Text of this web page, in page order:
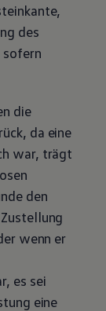
des
sofern
die
da eine
war, trägt
den
wenn er
es sei
eine